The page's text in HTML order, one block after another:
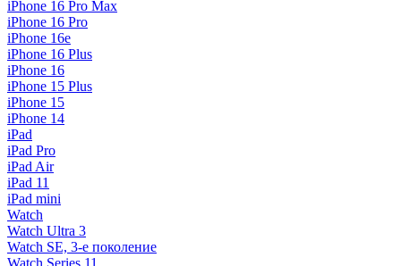
iPhone 16 Pro Max
iPhone 16 Pro
iPhone 16e
iPhone 16 Plus
iPhone 16
iPhone 15 Plus
iPhone 15
iPhone 14
iPad
iPad Pro
iPad Air
iPad 11
iPad mini
Watch
Watch Ultra 3
Watch SE, 3-е поколение
Watch Series 11